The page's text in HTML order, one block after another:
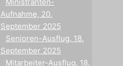
Ministranten-
Aufnahme, 20.
September 2025
Senioren-Ausflug, 18.
September 2025
Mitarbeiter-Ausflug, 18.